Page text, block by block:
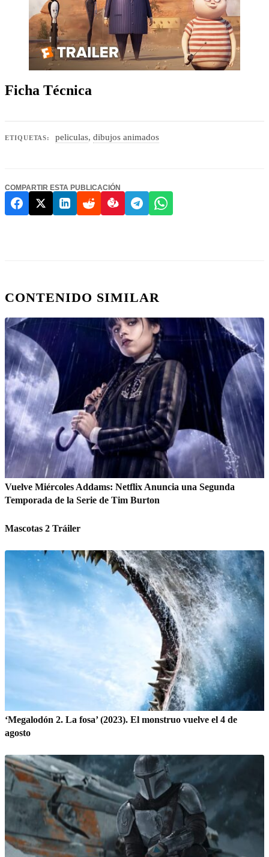
Ficha Técnica
ETIQUETAS: peliculas, dibujos animados
COMPARTIR ESTA PUBLICACIÓN
CONTENIDO SIMILAR
Vuelve Miércoles Addams: Netflix Anuncia una Segunda
Temporada de la Serie de Tim Burton
Mascotas 2 Tráiler
‘Megalodón 2. La fosa’ (2023). El monstruo vuelve el 4 de
agosto